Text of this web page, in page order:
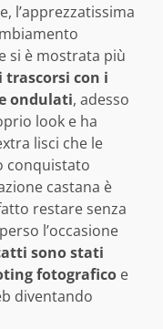
l’apprezzatissima
si è mostrata più
trascorsi con i
ondulati, adesso
look e ha
lisci che le
conquistato
castana è
restare senza
l’occasione
sono stati
fotografico e
diventando